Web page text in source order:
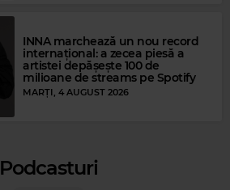
INNA marchează un nou record
internațional: a zecea piesă a
artistei depășește 100 de
milioane de streams pe Spotify
MARȚI, 4 AUGUST 2026
Podcasturi